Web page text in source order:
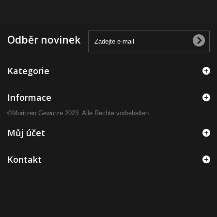
Odběr novinek
Kategorie
Informace
©Moritzen Gewürze 2023. Alle Rechte vorbehalten.
Můj účet
Kontakt